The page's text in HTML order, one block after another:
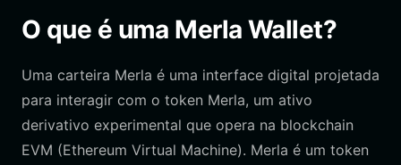
O que é uma Merla Wallet?
Uma carteira Merla é uma interface digital projetada
para interagir com o token Merla, um ativo
derivativo experimental que opera na blockchain
EVM (Ethereum Virtual Machine). Merla é um token